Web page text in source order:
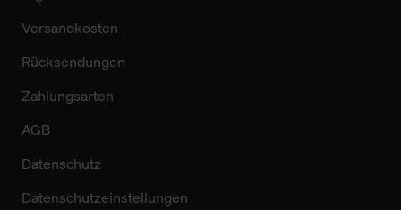
Versandkosten
Rücksendungen
Zahlungsarten
AGB
Datenschutz
Datenschutzeinstellungen